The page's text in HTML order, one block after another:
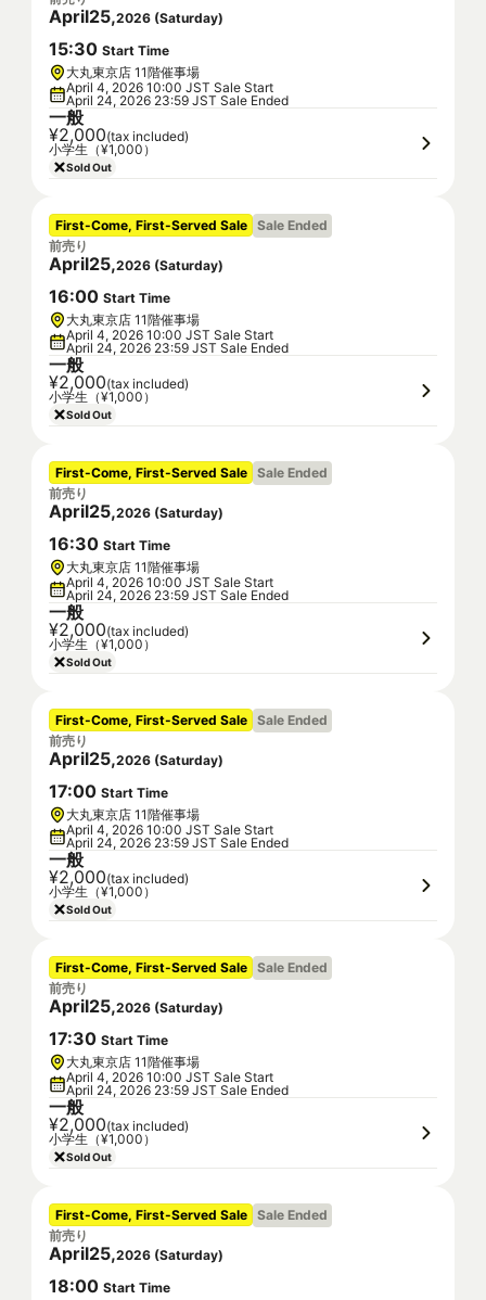
April25,2026 (Saturday)
15:30 Start Time
大丸東京店 11階催事場
April 4, 2026 10:00 JST Sale Start
April 24, 2026 23:59 JST Sale Ended
一般
¥2,000(tax included)
小学生（¥1,000）
Sold Out
First-Come, First-Served Sale Sale Ended
前売り
April25,2026 (Saturday)
16:00 Start Time
大丸東京店 11階催事場
April 4, 2026 10:00 JST Sale Start
April 24, 2026 23:59 JST Sale Ended
一般
¥2,000(tax included)
小学生（¥1,000）
Sold Out
First-Come, First-Served Sale Sale Ended
前売り
April25,2026 (Saturday)
16:30 Start Time
大丸東京店 11階催事場
April 4, 2026 10:00 JST Sale Start
April 24, 2026 23:59 JST Sale Ended
一般
¥2,000(tax included)
小学生（¥1,000）
Sold Out
First-Come, First-Served Sale Sale Ended
前売り
April25,2026 (Saturday)
17:00 Start Time
大丸東京店 11階催事場
April 4, 2026 10:00 JST Sale Start
April 24, 2026 23:59 JST Sale Ended
一般
¥2,000(tax included)
小学生（¥1,000）
Sold Out
First-Come, First-Served Sale Sale Ended
前売り
April25,2026 (Saturday)
17:30 Start Time
大丸東京店 11階催事場
April 4, 2026 10:00 JST Sale Start
April 24, 2026 23:59 JST Sale Ended
一般
¥2,000(tax included)
小学生（¥1,000）
Sold Out
First-Come, First-Served Sale Sale Ended
前売り
April25,2026 (Saturday)
18:00 Start Time